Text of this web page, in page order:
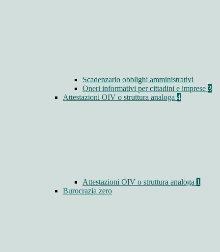
Scadenzario obblighi amministrativi
Oneri informativi per cittadini e imprese 3
Attestazioni OIV o struttura analoga 4
Attestazioni OIV o struttura analoga 1
Burocrazia zero